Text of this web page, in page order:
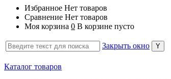
Избранное Нет товаров
Сравнение Нет товаров
Моя корзина 0 В корзине пусто
Закрыть окно
Каталог товаров